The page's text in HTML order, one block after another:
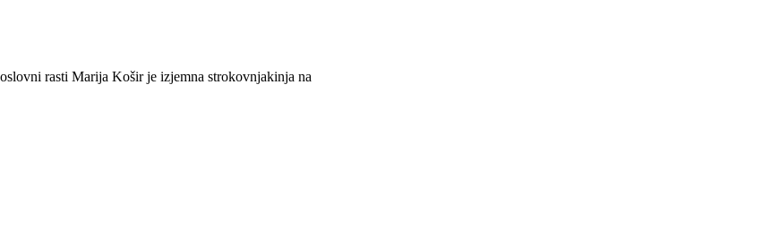
rasti Marija Košir je izjemna strokovnjakinja na